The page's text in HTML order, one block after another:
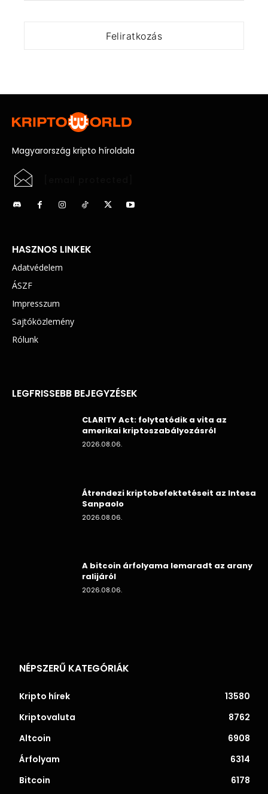
Magyarország kripto híroldala
HASZNOS LINKEK
Adatvédelem
ÁSZF
Impresszum
Sajtóközlemény
Rólunk
LEGFRISSEBB BEJEGYZÉSEK
CLARITY Act: folytatódik a vita az
amerikai kriptoszabályozásról
2026.08.06.
Átrendezi kriptobefektetéseit az Intesa
Sanpaolo
2026.08.06.
A bitcoin árfolyama lemaradt az arany
ralijáról
2026.08.06.
NÉPSZERŰ KATEGÓRIÁK
Kripto hírek
13580
Kriptovaluta
8762
Altcoin
6908
Árfolyam
6314
Bitcoin
6178